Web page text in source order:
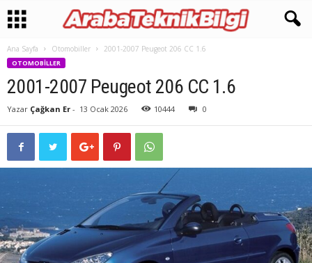
Ana Sayfa Otomobiller 2001-2007 Peugeot 206 CC 1.6
OTOMOBILLER
2001-2007 Peugeot 206 CC 1.6
Yazar Çağkan Er - 13 Ocak 2026 10444 0